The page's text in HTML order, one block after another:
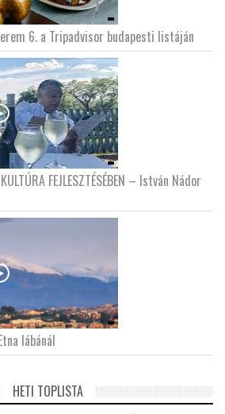
6. a Tripadvisor budapesti listáján
FEJLESZTÉSÉBEN – István Nádor
lábánál
HETI TOPLISTA